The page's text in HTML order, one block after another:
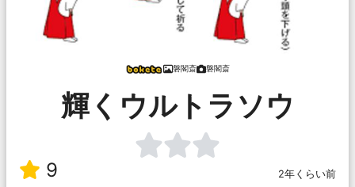
磐閣斎 磐閣斎
輝くウルトラソウ
9
2年くらい前